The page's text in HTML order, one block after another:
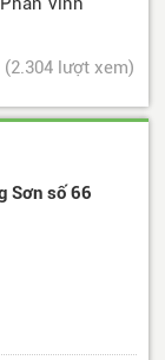
(2.304 lượt xem)
Sơn số 66